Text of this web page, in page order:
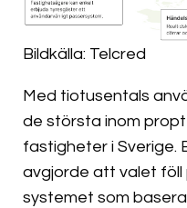
Bildkälla: Telcred
Med tiotusentals
de största inom
fastigheter i Sverige.
avgjorde att valet föll
systemet som